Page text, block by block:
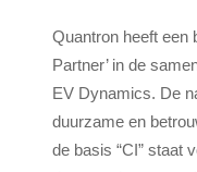
Quantron heeft een
Partner’ in de
EV Dynamics. De
duurzame en
de basis “CI” staat